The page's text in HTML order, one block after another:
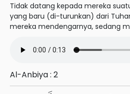
Tidak datang kepada mereka
yang baru (di-turunkan) dari
mereka mendengarnya, sedang
Al-Anbiya : 2